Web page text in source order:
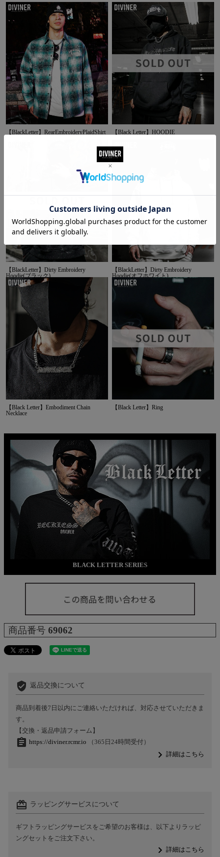
【BlackLetter】RearEmbroideryPlaidShirt 【Black Letter】HOODIE
【BlackLetter】Dirty Embroidery
Hoodie(ブラック)
【BlackLetter】Dirty Embroidery
Hoodie(オフホワイト)
【Black Letter】Embodiment Chain
Necklace
【Black Letter】Ring
BLACK LETTER SERIES
商品番号 69062
verified_user 返品交換について
商品到着後7日以内にご連絡いただければ、対応させていただきま
す。
【交換・返品申請フォーム】
assignment https://diviner.rcmr.io （365日24時間受付）
navigate_next詳細はこちら
card_giftcard ラッピングサービスについて
ギフトラッピングサービスをご希望のお客様は、以下よりラッピ
ングセットをご注文下さい。
navigate_next詳細はこちら